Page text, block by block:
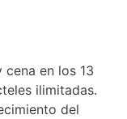
cena en los 13
ilimitadas.
del